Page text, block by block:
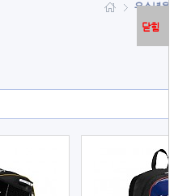
유소년용품
닫힘